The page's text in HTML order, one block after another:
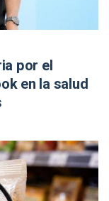
por el
en la salud